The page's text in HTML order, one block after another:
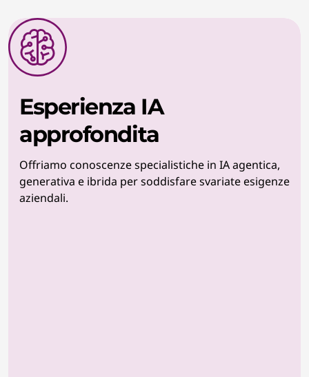
Esperienza IA
approfondita
Offriamo conoscenze specialistiche in IA agentica,
generativa e ibrida per soddisfare svariate esigenze
aziendali.